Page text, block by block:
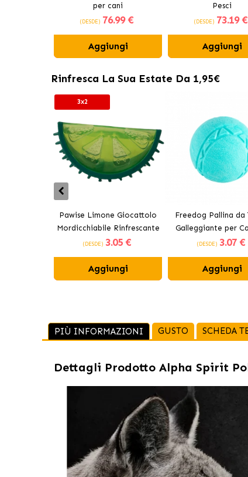
per cani
(DESDE) 76.99 €
Aggiungi
Pesci
(DESDE) 73.19 €
Aggiungi
Rinfresca La Sua Estate Da 1,95€
3x2
Pawise Limone Giocattolo
Mordicchiabile Rinfrescante
per Cani 12 cm
(DESDE) 3.05 €
Aggiungi
Freedog Pallina da
Galleggiante per
(DESDE) 3.07 €
Aggiungi
PIÙ INFORMAZIONI GUSTO SCHEDA
Dettagli Prodotto Alpha Spirit